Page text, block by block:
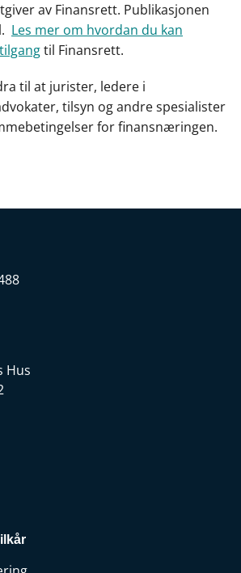
av Finansrett. Publikasjonen
Les mer om hvordan du kan
til Finansrett.
til at jurister, ledere i
tilsyn og andre spesialister
for finansnæringen.
Hus